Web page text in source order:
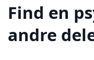
Find en
andre